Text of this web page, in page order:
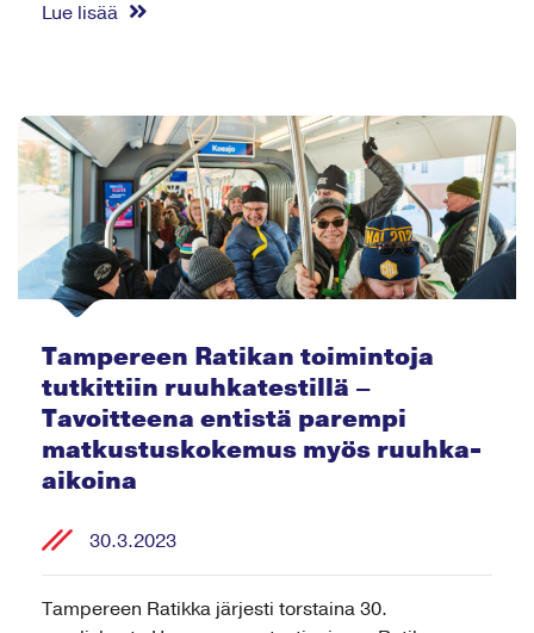
Lue lisää
Tampereen Ratikan toimintoja
tutkittiin ruuhkatestillä –
Tavoitteena entistä parempi
matkustuskokemus myös ruuhka-
aikoina
30.3.2023
Tampereen Ratikka järjesti torstaina 30.